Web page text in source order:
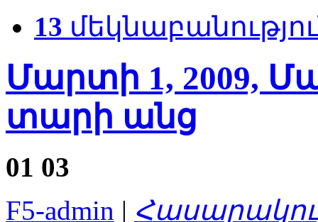
13
Մարտի 1, 2009,
տարի անց
01 03
F5-admin |